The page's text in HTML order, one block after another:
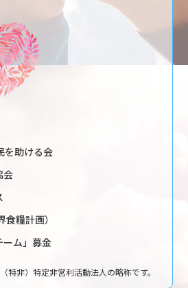
を助ける会
会
糧計画）
ーム」募金
特非）特定非営利活動法人の略称です。